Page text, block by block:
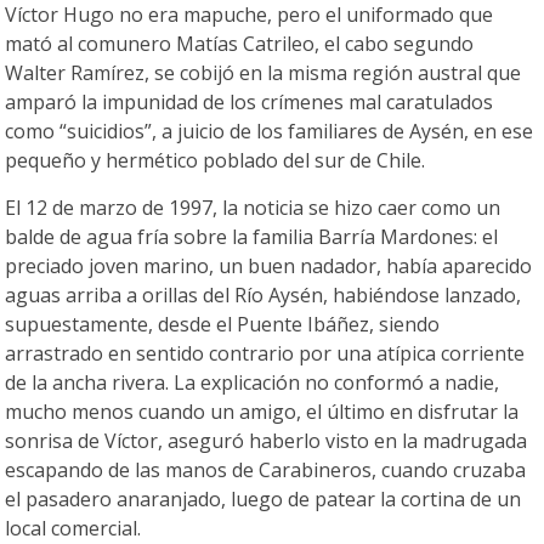
Víctor Hugo no era mapuche, pero el uniformado que
mató al comunero Matías Catrileo, el cabo segundo
Walter Ramírez, se cobijó en la misma región austral que
amparó la impunidad de los crímenes mal caratulados
como “suicidios”, a juicio de los familiares de Aysén, en ese
pequeño y hermético poblado del sur de Chile.
El 12 de marzo de 1997, la noticia se hizo caer como un
balde de agua fría sobre la familia Barría Mardones: el
preciado joven marino, un buen nadador, había aparecido
aguas arriba a orillas del Río Aysén, habiéndose lanzado,
supuestamente, desde el Puente Ibáñez, siendo
arrastrado en sentido contrario por una atípica corriente
de la ancha rivera. La explicación no conformó a nadie,
mucho menos cuando un amigo, el último en disfrutar la
sonrisa de Víctor, aseguró haberlo visto en la madrugada
escapando de las manos de Carabineros, cuando cruzaba
el pasadero anaranjado, luego de patear la cortina de un
local comercial.